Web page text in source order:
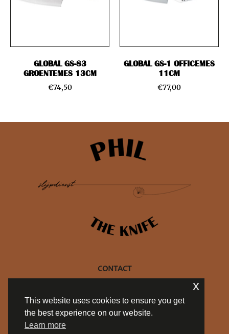
GLOBAL GS-83
GROENTEMES 13CM
€74,50
GLOBAL GS-1 OFFICEMES
11CM
€77,00
CONTACT
info@philtheknife.be
BE 0754.714.537
This website uses cookies to ensure you get
the best experience on our website.
Learn more
x